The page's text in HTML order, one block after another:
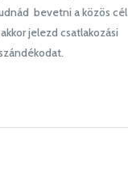
bevetni a közös cél
jelezd csatlakozási